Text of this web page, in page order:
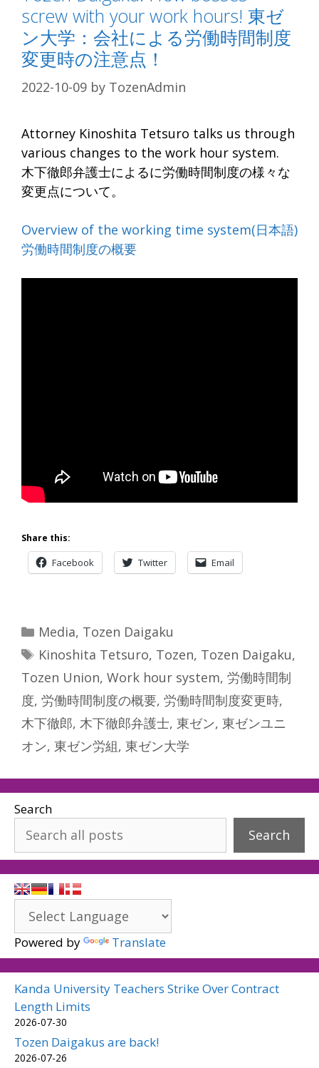
screw with your work hours! 東ゼ
ン大学：会社による労働時間制度
変更時の注意点！
2022-10-09 by TozenAdmin
Attorney Kinoshita Tetsuro talks us through
various changes to the work hour system.
木下徹郎弁護士によるに労働時間制度の様々な
変更点について。
Overview of the working time system(日本語)
労働時間制度の概要
Share this:
Facebook Twitter Email
Categories
Media, Tozen Daigaku
Tags
Kinoshita Tetsuro, Tozen, Tozen Daigaku,
Tozen Union, Work hour system, 労働時間制
度, 労働時間制度の概要, 労働時間制度変更時,
木下徹郎, 木下徹郎弁護士, 東ゼン, 東ゼンユニ
オン, 東ゼン労組, 東ゼン大学
Search
Search
Powered by Translate
Kanda University Teachers Strike Over Contract
Length Limits
2026-07-30
Tozen Daigakus are back!
2026-07-26